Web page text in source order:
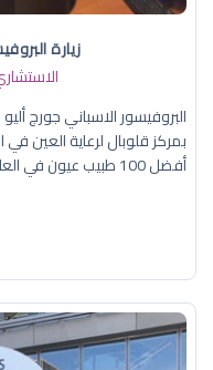
زيارة
البروفيسور الاسباني جورج
بمركز قلوبال لرعاية العين
أفضل 100 طبيب عيون في العالم